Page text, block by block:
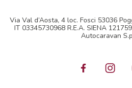
Via Val d’Aosta, 4 loc. Fosci 53036
IT 03345730968 R.E.A. SIENA
Autocaravan